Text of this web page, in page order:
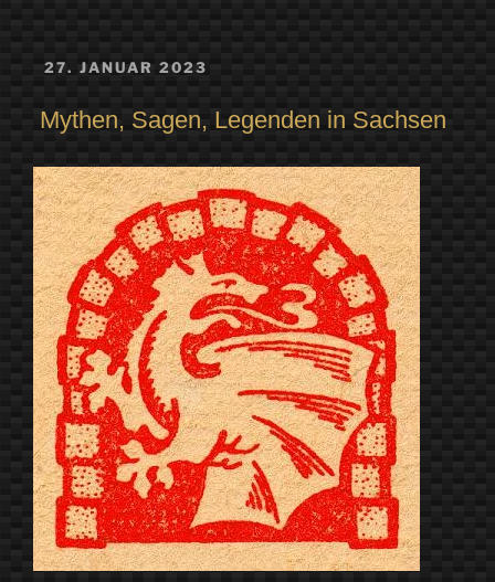
VERÖFFENTLICHT
27. JANUAR 2023
Mythen, Sagen, Legenden in Sachsen